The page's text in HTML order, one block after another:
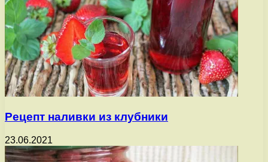
Рецепт наливки из клубники
23.06.2021